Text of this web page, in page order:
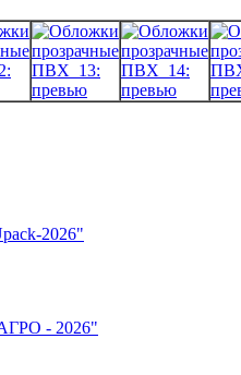
2026"
- 2026"